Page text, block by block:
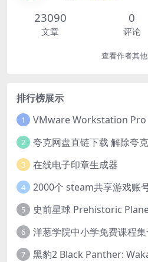
23090
文章
0
评论
查看作者其
排行榜展示
1
2 夸克网盘直链下载 解除夸
3 在线电子印章生成器
4 2000个 steam共享游戏账
5
6 洋葱学院中小学免费课程
7